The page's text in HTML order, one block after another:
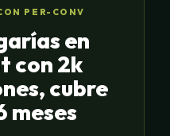
PER-CONV
en
con 2k
cubre
meses